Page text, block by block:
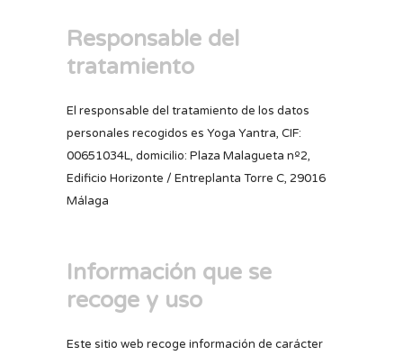
Responsable del
tratamiento
El responsable del tratamiento de los datos
personales recogidos es Yoga Yantra, CIF:
00651034L, domicilio: Plaza Malagueta nº2,
Edificio Horizonte / Entreplanta Torre C, 29016
Málaga
Información que se
recoge y uso
Este sitio web recoge información de carácter